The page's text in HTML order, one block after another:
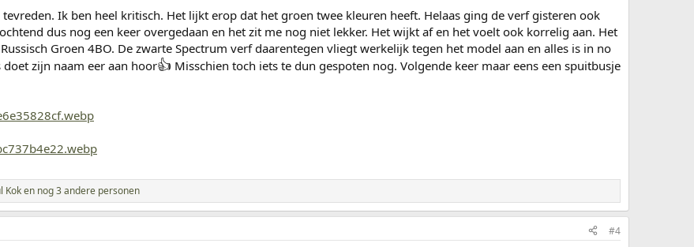
Ik ben heel kritisch. Het lijkt erop dat het groen twee kleuren heeft. Helaas ging de verf gisteren ook
dus nog een keer overgedaan en het zit me nog niet lekker. Het wijkt af en het voelt ook korrelig aan. Het
Groen 4BO. De zwarte Spectrum verf daarentegen vliegt werkelijk tegen het model aan en alles is in no
zijn naam eer aan hoor👍 Misschien toch iets te dun gespoten nog. Volgende keer maar eens een spuitbusje
Koken nog 3 andere personen
#4